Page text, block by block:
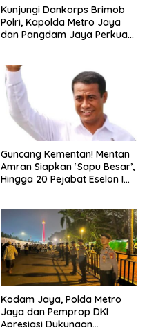
Kunjungi Dankorps Brimob
Polri, Kapolda Metro Jaya
dan Pangdam Jaya Perkuat
Guncang Kementan! Mentan
Amran Siapkan ‘Sapu Besar’,
Hingga 20 Pejabat Eselon I
Kodam Jaya, Polda Metro
Jaya dan Pemprop DKI
Apresiasi Dukungan